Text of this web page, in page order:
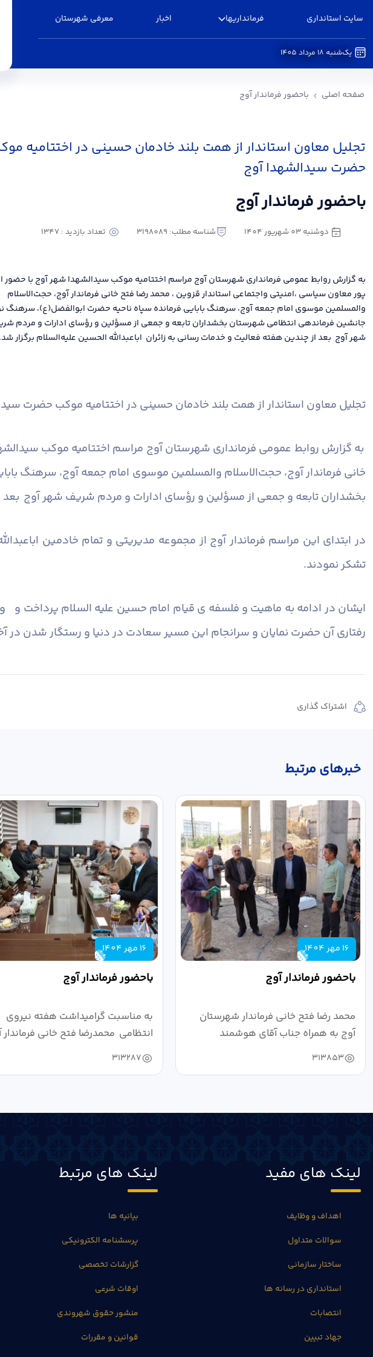
سایت استانداری فرمانداریها اخبار معرفی شهرستان
یک‌شنبه 18 مرداد 1405
صفحه اصلی باحضور فرماندار آوج
تجلیل معاون استاندار از همت بلند خادمان حسینی در اختتامیه
حضرت سیدالشهدا آوج
باحضور فرماندار آوج
دوشنبه 03 شهریور 1404 شناسه مطلب: 3198089 تعداد بازدید : 1347
به گزارش روابط عمومی فرمانداری شهرستان آوج مراسم اختتامیه موکب سیدالشهدا شهر آوج با حضور
پور معاون سیاسی ،امنیتی واجتماعی استاندار قزوین ، محمد رضا فتح خانی فرماندار آوج، حجت‌الاسلام
والمسلمین موسوی امام جمعه آوج، سرهنگ بابایی فرمانده سپاه ناحیه حضرت ابوالفضل(ع)، سرهنگ
جانشین فرماندهی انتظامی شهرستان بخشداران تابعه و جمعی از مسؤلین و رؤسای ادارات و مردم
شهر آوج بعد از چندین هفته فعالیت و خدمات رسانی به زائران اباعبدالله الحسین علیه‌السلام برگزار شد.
تجلیل معاون استاندار از همت بلند خادمان حسینی در اختتامیه موکب حضرت
به گزارش روابط عمومی فرمانداری شهرستان آوج مراسم اختتامیه موکب
خانی فرماندار آوج، حجت‌الاسلام والمسلمین موسوی امام جمعه آوج، سرهنگ
بخشداران تابعه و جمعی از مسؤلین و رؤسای ادارات و مردم شریف شهر آوج بعد
در ابتدای این مراسم فرماندار آوج از مجموعه مدیریتی و تمام خادمین
تشکر نمودند.
ایشان در ادامه به ماهیت و فلسفه ی قیام امام حسین علیه السلام پرداخت
رفتاری آن حضرت نمایان و سرانجام این مسیر سعادت در دنیا و رستگار شدن در
اشتراک گذاری
خبر‌های مرتبط
16 مهر 1404
باحضور فرماندار آوج
محمد رضا فتح خانی فرماندار شهرستان
آوج به همراه جناب آقای هوشمند
مدیرکل فرهنگ...
313853
16 مهر 1404
باحضور فرماندار آوج
به مناسبت گرامیداشت هفته نیروی
انتظامی محمدرضا فتح خانی فرماندار
به...
313287
لینک های مفید
اهداف و وظایف
سوالات متداول
ساختار سازمانی
استانداری در رسانه ها
انتصابات
جهاد تبیین
لینک های مرتبط
بیانیه ها
پرسشنامه الکترونیکی
گزارشات تخصصی
اوقات شرعی
منشور حقوق شهروندی
قوانین و مقررات